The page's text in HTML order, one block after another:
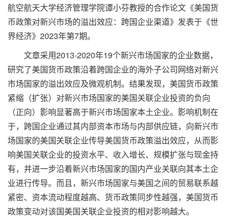
航空航天大学经济管理学院谭小芬教授的合作论文《美国货
币政策对新兴市场的溢出效应：跨国企业渠道》发表于《世
界经济》2023年第7期。
文章采用2013-2020年19个新兴市场国家的企业数据，
研究了美国货币政策沿着跨国企业的海外子公司网络对新兴
市场国家的溢出效应及微观机制。结果发现，美国货币政策
紧缩（扩张）对新兴市场国家的美国关联企业投资的负向
（正向）影响显著高于新兴市场国家本土企业。影响机制在
于，跨国企业通过其内部资本市场与内部供应链，向新兴市
场国家的美国关联企业传导美国货币政策溢出效应，从而影
响美国关联企业的投资水平、收入增长、规模扩张与现金持
有，并进一步沿着新兴市场国家的国内产业关联向其本土企
业进行传导。而且，新兴市场国家与美国之间的贸易联系越
紧密、资本流动程度越高、货币政策同步性越强，美国货币
政策变动对该国美国关联企业投资的相对影响越大。